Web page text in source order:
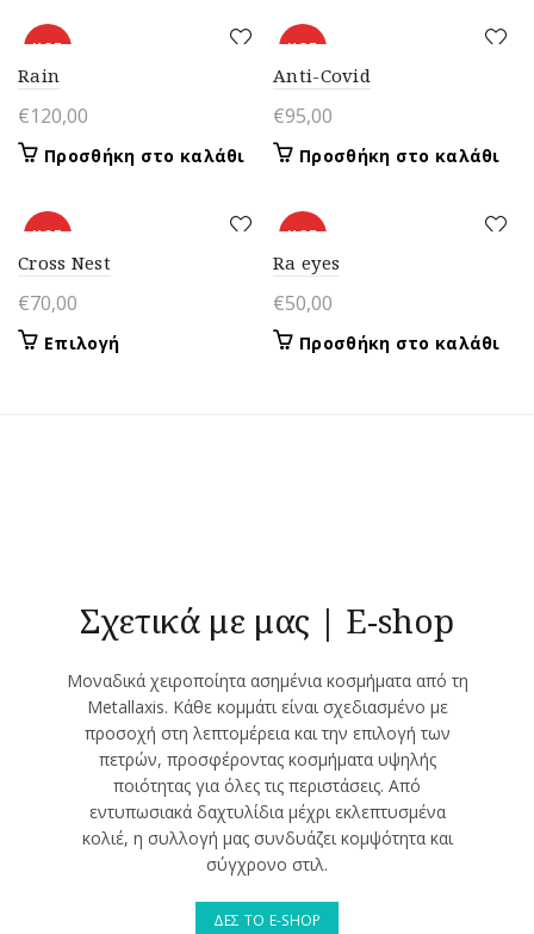
HOT
Rain
€120,00
Προσθήκη στο καλάθι
HOT
Anti-Covid
€95,00
Προσθήκη στο καλάθι
HOT
Cross Nest
€70,00
ΕπιλογήΑυτό
επιλεγούν
στη
του
προϊόντος
HOT
Ra eyes
€50,00
Προσθήκη στο καλάθι
Σχετικά με μας | E-shop
Μοναδικά χειροποίητα ασημένια κοσμήματα από τη
Metallaxis. Κάθε κομμάτι είναι σχεδιασμένο με
προσοχή στη λεπτομέρεια και την επιλογή των
πετρών, προσφέροντας κοσμήματα υψηλής
ποιότητας για όλες τις περιστάσεις. Από
εντυπωσιακά δαχτυλίδια μέχρι εκλεπτυσμένα
κολιέ, η συλλογή μας συνδυάζει κομψότητα και
σύγχρονο στιλ.
ΔΕΣ ΤΟ E-SHOP